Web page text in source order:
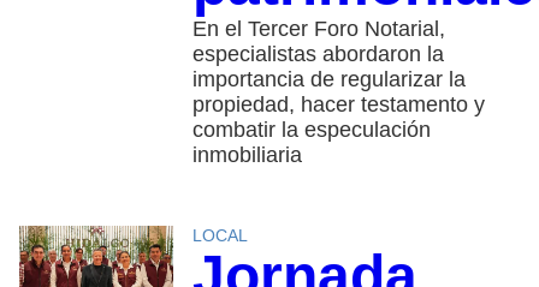
En el Tercer Foro Notarial,
especialistas abordaron la
importancia de regularizar la
propiedad, hacer testamento y
combatir la especulación
inmobiliaria
LOCAL